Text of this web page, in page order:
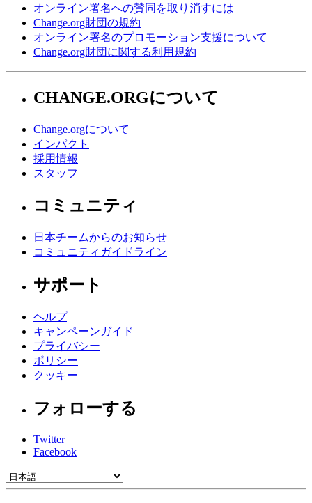
オンライン署名への賛同を取り消すには
Change.org財団の規約
オンライン署名のプロモーション支援について
Change.org財団に関する利用規約
CHANGE.ORGについて
Change.orgについて
インパクト
採用情報
スタッフ
コミュニティ
日本チームからのお知らせ
コミュニティガイドライン
サポート
ヘルプ
キャンペーンガイド
プライバシー
ポリシー
クッキー
フォローする
Twitter
Facebook